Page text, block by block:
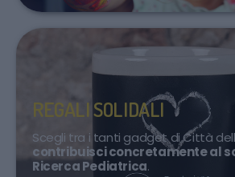
REGALI SOLIDALI
Scegli tra i tanti gadget di Città
contribuisci concretamente al
Ricerca Pediatrica.